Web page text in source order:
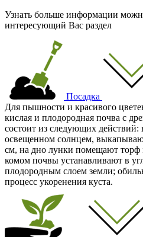
Узнать больше информации
интересующий Вас раздел
Посадка
Для пышности и красивого
кислая и плодородная почва с
состоит из следующих действий:
освещенном солнцем,
см, на дно лунки помещают торф
комом почвы устанавливают в
плодородным слоем земли;
процесс укоренения куста.